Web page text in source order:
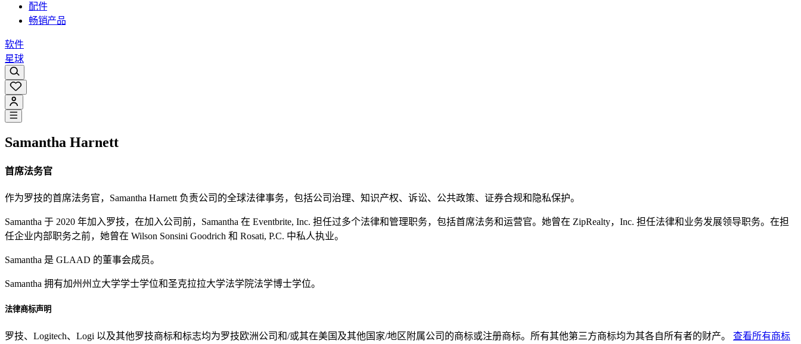
配件
畅销产品
软件
星球
Samantha Harnett
首席法务官
作为罗技的首席法务官，Samantha Harnett 负责公司的全球法律事务，包括公司治理、知识产权、诉讼、公共政策、证券合规和隐私保护。
Samantha 于 2020 年加入罗技，在加入公司前，Samantha 在 Eventbrite, Inc. 担任过多个法律和管理职务，包括首席法务和运营官。她曾在 ZipRealty，Inc. 担任法律和业务发展领导职务。在担
任企业内部职务之前，她曾在 Wilson Sonsini Goodrich 和 Rosati, P.C. 中私人执业。
Samantha 是 GLAAD 的董事会成员。
Samantha 拥有加州州立大学学士学位和圣克拉拉大学法学院法学博士学位。
法律商标声明
罗技、Logitech、Logi 以及其他罗技商标和标志均为罗技欧洲公司和/或其在美国及其他国家/地区附属公司的商标或注册商标。所有其他第三方商标均为其各自所有者的财产。 查看所有商标